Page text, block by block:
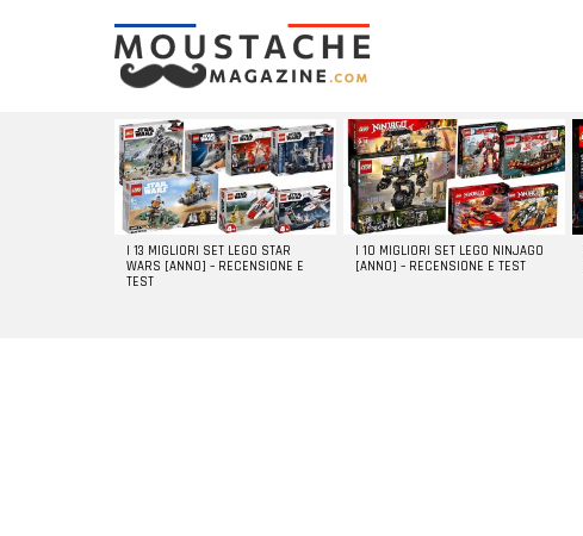
LATEST
STORIES
I 13 MIGLIORI SET LEGO STAR
WARS [ANNO] – RECENSIONE E
TEST
I 10 MIGLIORI SET LEGO NINJAGO
[ANNO] – RECENSIONE E TEST